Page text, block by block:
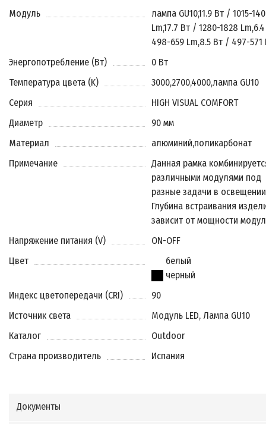
Модуль
лампа GU10,11.9 Вт / 1015-
Lm17.7 Вт / 1280-1828 Lm,
498-659 Lm,8.5 Вт / 497-571
Энергопотребление (Вт)
0 Вт
Температура цвета (K)
3000,2700,4000,лампа GU10
Серия
HIGH VISUAL COMFORT
Диаметр
90 мм
Материал
алюминий,поликарбонат
Примечание
Данная рамка
различными модулями под
разные задачи в
Глубина встраивания
зависит от мощности
Напряжение питания (V)
ON-OFF
Цвет
белый
черный
Индекс цветопередачи (CRI)
90
Источник света
Модуль LED, Лампа GU10
Каталог
Outdoor
Страна производитель
Испания
Документы